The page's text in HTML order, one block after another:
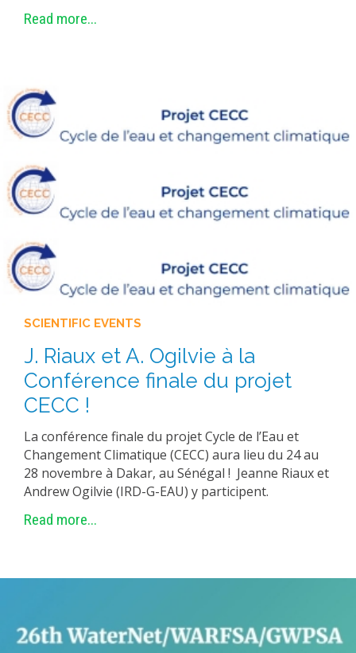
Read more...
SCIENTIFIC EVENTS
J. Riaux et A. Ogilvie à la
Conférence finale du projet
CECC !
La conférence finale du projet Cycle de l’Eau et
Changement Climatique (CECC) aura lieu du 24 au
28 novembre à Dakar, au Sénégal ! Jeanne Riaux et
Andrew Ogilvie (IRD-G-EAU) y participent.
Read more...